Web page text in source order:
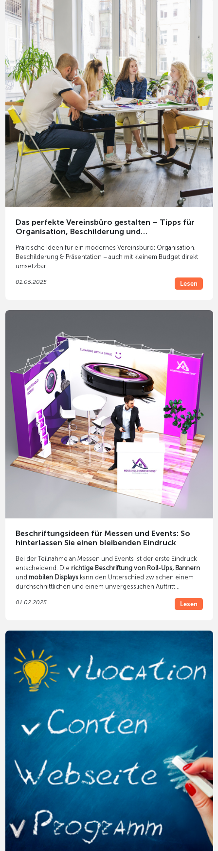
Das perfekte Vereinsbüro gestalten – Tipps für
Organisation, Beschilderung und
Praktische Ideen für ein modernes Vereinsbüro: Organisation,
Beschilderung & Präsentation – auch mit kleinem Budget direkt
umsetzbar.
01.05.2025 Lesen
Beschriftungsideen für Messen und Events: So
hinterlassen Sie einen bleibenden Eindruck
Bei der Teilnahme an Messen und Events ist der erste Eindruck
entscheidend. Die richtige Beschriftung von Roll-Ups, Bannern
und mobilen Displayskann den Unterschied zwischen einem
durchschnittlichen und einem unvergesslichen Auftritt
wirkungsvolle Beschriftungsideen vor, die garantiert für
01.02.2025 Lesen